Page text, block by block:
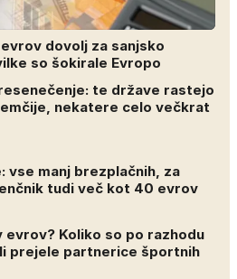
dovolj za sanjsko
so šokirale Evropo
te države rastejo
nekatere celo večkrat
vse manj brezplačnih, za
tudi več kot 40 evrov
evrov? Koliko so po razhodu
prejele partnerice športnih